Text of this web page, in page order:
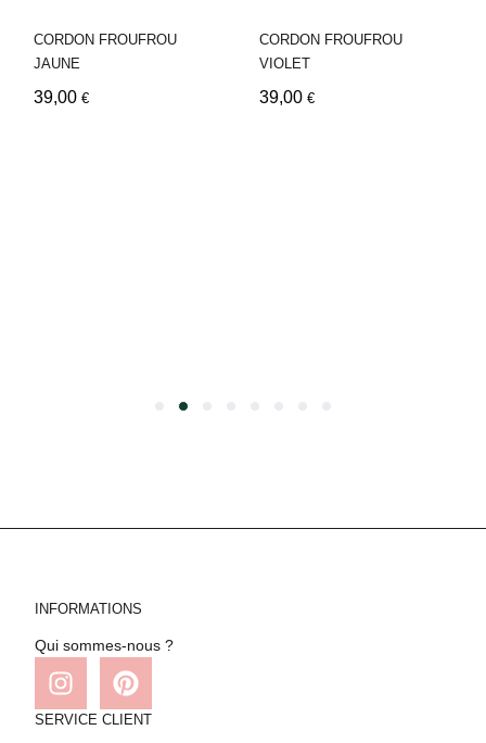
CORDON FROUFROU
JAUNE
39,00 €
CORDON FROUFROU
VIOLET
39,00 €
INFORMATIONS
Qui sommes-nous ?
SERVICE CLIENT